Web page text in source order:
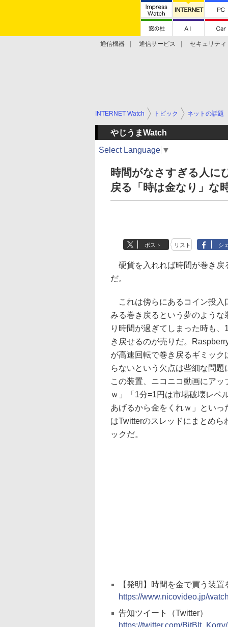
通信機器 通信サービス
セキュリティ
INTERNET Watch トピック ネットの話題
やじうまWatch
Select Language ▼
時間がなさすぎる人に
戻る「時は金なり」な
ポスト リスト シ
硬貨を入れれば時間が巻き戻
だ。
これは傍らにあるコイン投入
みる巻き戻るという夢のよう
り時間が過ぎてしまった時も
き戻せるのが売りだ。
が高速回転で巻き戻るギミッ
らないという欠点は些細な問
この装置、ニコニコ動画にア
ｗ」「1分=1円は市場破壊レベ
あげるから金をくれｗ」とい
はTwitterのスレッドにまとめ
ックだ。
【発明】時間を金で買う装
https://www.nicovideo.jp/
告知ツイート（Twitter）
https://twitter.com/